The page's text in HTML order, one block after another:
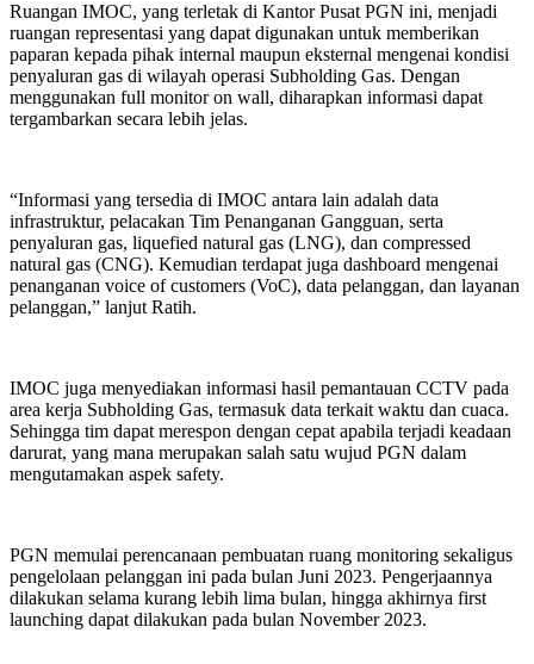
Ruangan IMOC, yang terletak di Kantor Pusat PGN ini, menjadi
ruangan representasi yang dapat digunakan untuk memberikan
paparan kepada pihak internal maupun eksternal mengenai kondisi
penyaluran gas di wilayah operasi Subholding Gas. Dengan
menggunakan full monitor on wall, diharapkan informasi dapat
tergambarkan secara lebih jelas.
“Informasi yang tersedia di IMOC antara lain adalah data
infrastruktur, pelacakan Tim Penanganan Gangguan, serta
penyaluran gas, liquefied natural gas (LNG), dan compressed
natural gas (CNG). Kemudian terdapat juga dashboard mengenai
penanganan voice of customers (VoC), data pelanggan, dan layanan
pelanggan,” lanjut Ratih.
IMOC juga menyediakan informasi hasil pemantauan CCTV pada
area kerja Subholding Gas, termasuk data terkait waktu dan cuaca.
Sehingga tim dapat merespon dengan cepat apabila terjadi keadaan
darurat, yang mana merupakan salah satu wujud PGN dalam
mengutamakan aspek safety.
PGN memulai perencanaan pembuatan ruang monitoring sekaligus
pengelolaan pelanggan ini pada bulan Juni 2023. Pengerjaannya
dilakukan selama kurang lebih lima bulan, hingga akhirnya first
launching dapat dilakukan pada bulan November 2023.